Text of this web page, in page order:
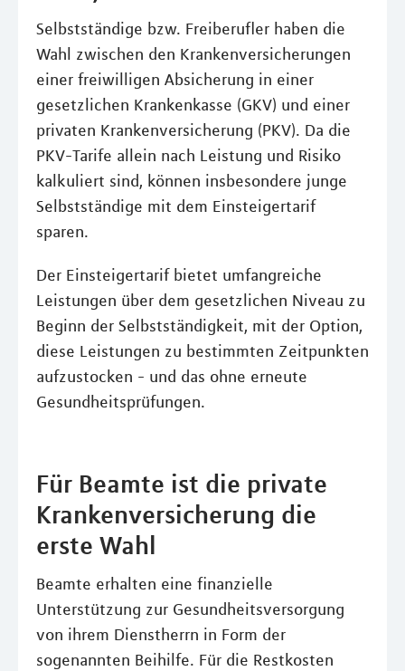
Selbstständige bzw. Freiberufler haben die
Wahl zwischen den Krankenversicherungen
einer freiwilligen Absicherung in einer
gesetzlichen Krankenkasse (GKV) und einer
privaten Krankenversicherung (PKV). Da die
PKV-Tarife allein nach Leistung und Risiko
kalkuliert sind, können insbesondere junge
Selbstständige mit dem Einsteigertarif
sparen.
Der Einsteigertarif bietet umfangreiche
Leistungen über dem gesetzlichen Niveau zu
Beginn der Selbstständigkeit, mit der Option,
diese Leistungen zu bestimmten Zeitpunkten
aufzustocken - und das ohne erneute
Gesundheitsprüfungen.
Für Beamte ist die private
Krankenversicherung die
erste Wahl
Beamte erhalten eine finanzielle
Unterstützung zur Gesundheitsversorgung
von ihrem Dienstherrn in Form der
sogenannten Beihilfe. Für die Restkosten